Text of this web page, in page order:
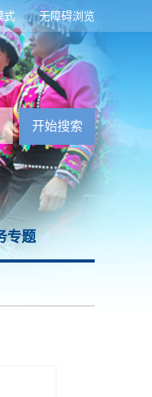
无障碍浏览
式
专题